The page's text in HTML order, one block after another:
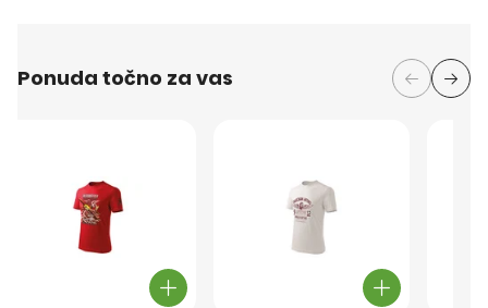
Ponuda točno za vas